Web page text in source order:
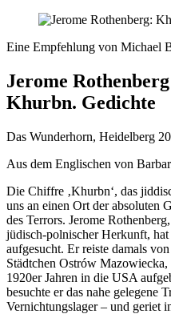
Eine Empfehlung von Michael
Jerome Rothenberg
Khurbn. Gedichte
Das Wunderhorn, Heidelberg
Aus dem Englischen von
Die Chiffre ‚Khurbn‘, das
uns an einen Ort der absoluten
des Terrors. Jerome
jüdisch-polnischer Herkunft,
aufgesucht. Er reiste damals
Städtchen Ostrów
1920er Jahren in die USA
besuchte er das nahe gelegene
Vernichtungslager – und geriet